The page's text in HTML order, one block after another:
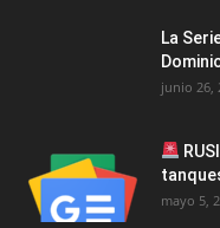
La
junio 26,
mayo 5,